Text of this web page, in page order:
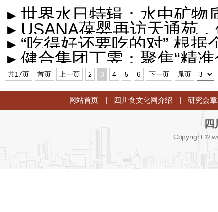
是老年人
▸ 世界水日特辑：水中矿物
▸ USANA葆婴再访天通苑
▸ “吃得好还要吃的对” 根
管理
▸ 健合集团丁雯：聚焦“精
共17页 首页 上一页 2 3 4 5 6 下一页 尾页
网站首页 四川食文化网介绍 研究会
Copyright ©